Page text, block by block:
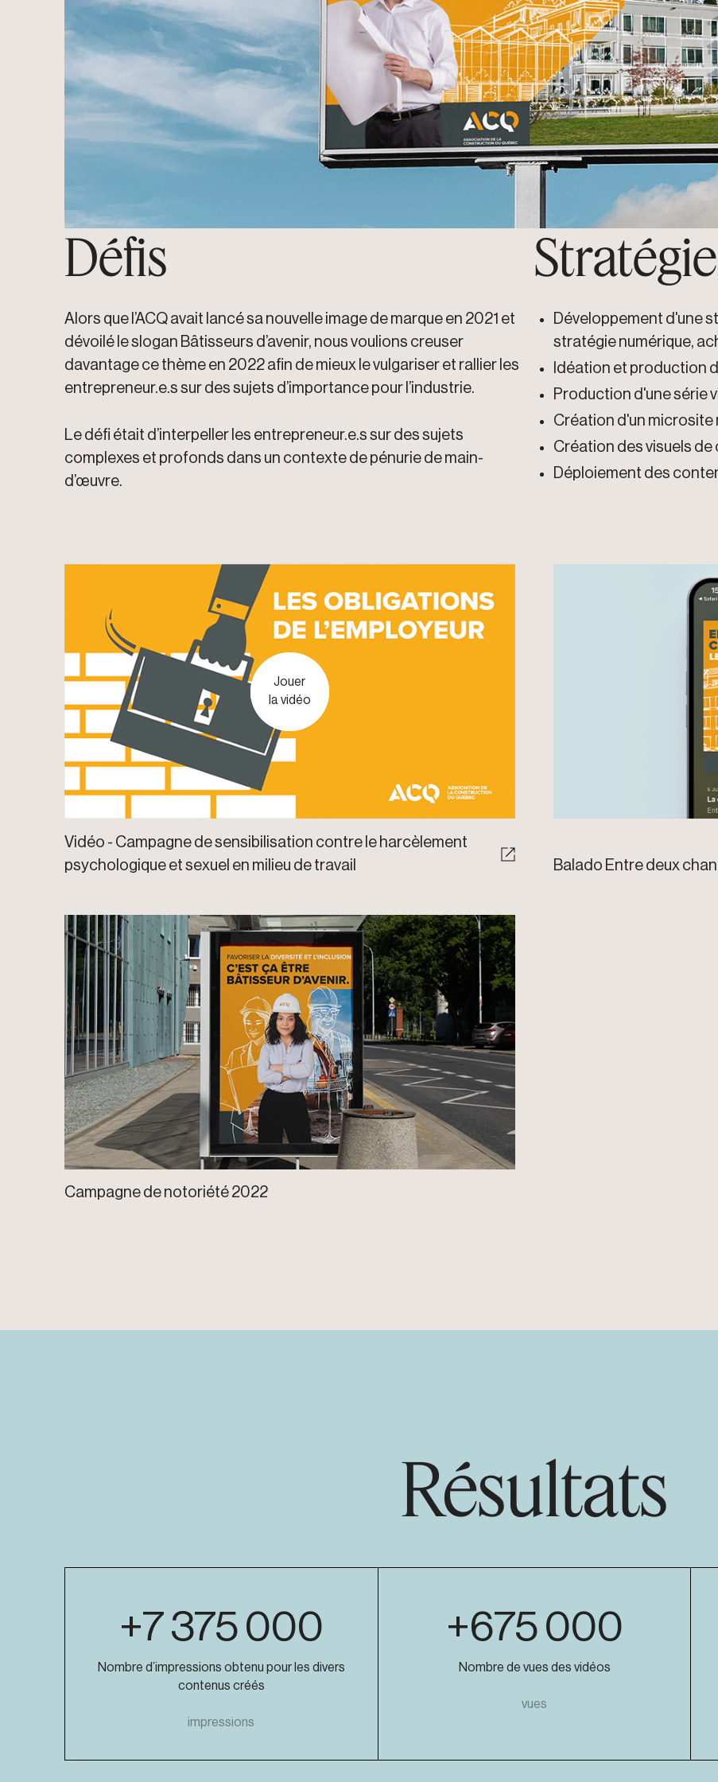
Défis
Alors que l’ACQ avait lancé sa nouvelle image de marque en 2021 et
dévoilé le slogan Bâtisseurs d’avenir, nous voulions creuser
davantage ce thème en 2022 afin de mieux le vulgariser et rallier les
entrepreneur.e.s sur des sujets d’importance pour l’industrie.
Le défi était d’interpeller les entrepreneur.e.s sur des sujets
complexes et profonds dans un contexte de pénurie de main-
d’œuvre.
Développement d'une
stratégie numérique,
Idéation et production
Production d'une série
Création d'un
Création des visuels
Déploiement des
Jouer
la vidéo
Jouer
la vidéo
Vidéo - Campagne de sensibilisation contre le harcèlement
psychologique et sexuel en milieu de travail
Balado Entre deux
Campagne de notoriété 2022
Résultats
+7 375 000
Nombre d’impressions obtenu pour les divers
contenus créés
impressions
+675 000
Nombre de vues des vidéos
vues